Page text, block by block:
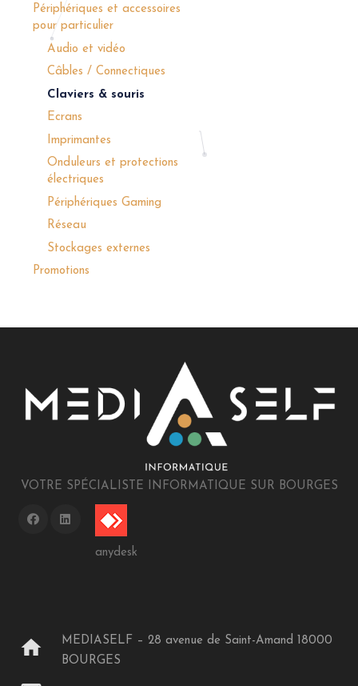
Périphériques et accessoires
pour particulier
Audio et vidéo
Câbles / Connectiques
Claviers & souris
Ecrans
Imprimantes
Onduleurs et protections
électriques
Périphériques Gaming
Réseau
Stockages externes
Promotions
VOTRE SPÉCIALISTE INFORMATIQUE SUR BOURGES
anydesk
home
MEDIASELF – 28 avenue de Saint-Amand 18000
BOURGES